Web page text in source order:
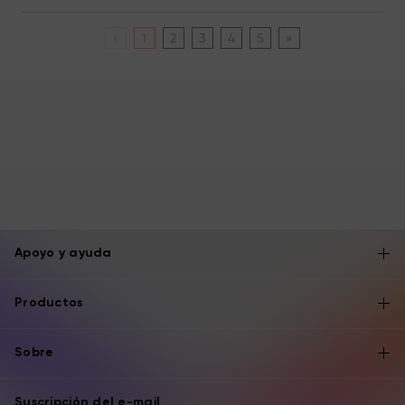
2 3 4 5 »
Apoyo y ayuda
Productos
Sobre
Suscripción del e-mail